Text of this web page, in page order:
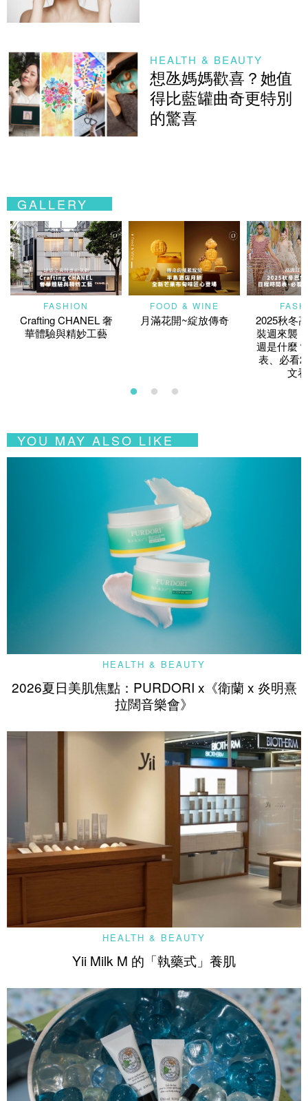
HEALTH & BEAUTY
想氹媽媽歡喜？她值
得比藍罐曲奇更特別
的驚喜
GALLERY
FASHION
Crafting CHANEL 奢
華體驗與精妙工藝
FOOD & WINE
月滿花開~綻放傳奇
2025秋冬
裝週來襲
週是什麼
表、必看
文
YOU MAY ALSO LIKE
HEALTH & BEAUTY
2026夏日美肌焦點：PURDORI x《衛蘭 x 炎明熹
拉闊音樂會》
HEALTH & BEAUTY
Yii Milk M 的「執藥式」養肌